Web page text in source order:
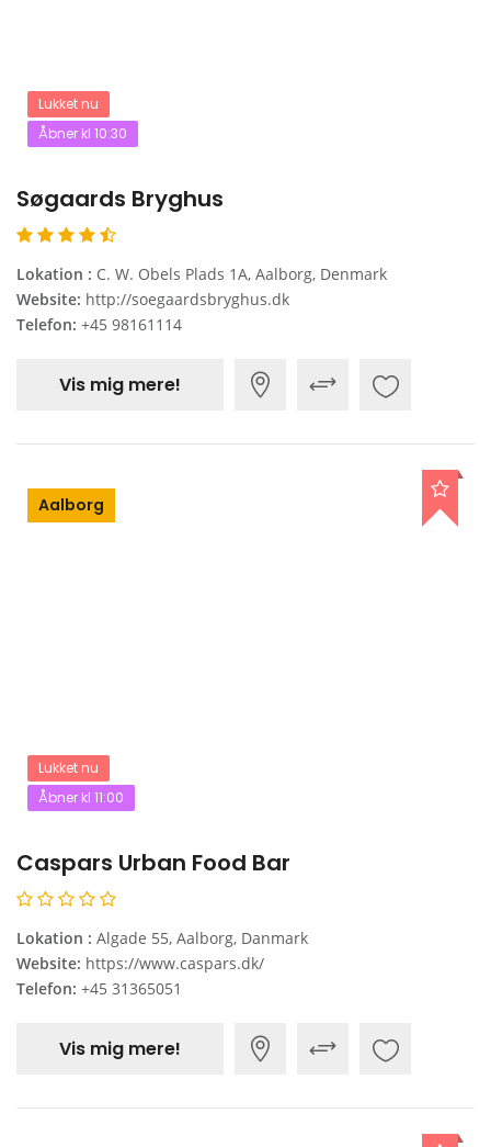
Lukket nu
Åbner kl 10:30
Søgaards Bryghus
Lokation : C. W. Obels Plads 1A, Aalborg, Denmark
Website: http://soegaardsbryghus.dk
Telefon: +45 98161114
Vis mig mere!
Aalborg
Lukket nu
Åbner kl 11:00
Caspars Urban Food Bar
Lokation : Algade 55, Aalborg, Danmark
Website: https://www.caspars.dk/
Telefon: +45 31365051
Vis mig mere!